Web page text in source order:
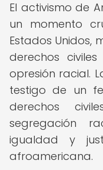
El activismo de
un momento
Estados Unidos,
derechos
opresión racial.
testigo de un
derechos
segregación
igualdad y
afroamericana.